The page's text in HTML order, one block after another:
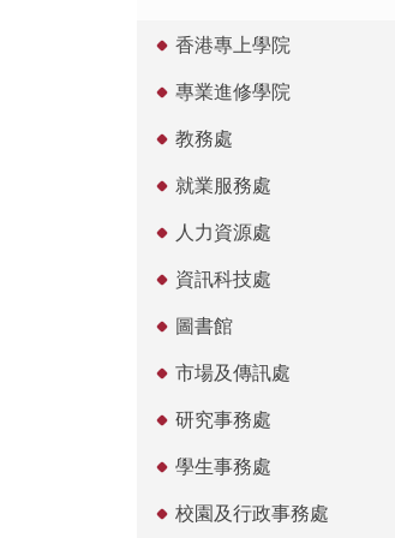
香港專上學院
專業進修學院
教務處
就業服務處
人力資源處
資訊科技處
圖書館
市場及傳訊處
研究事務處
學生事務處
校園及行政事務處